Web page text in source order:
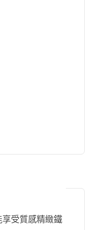
受質感精緻鐵